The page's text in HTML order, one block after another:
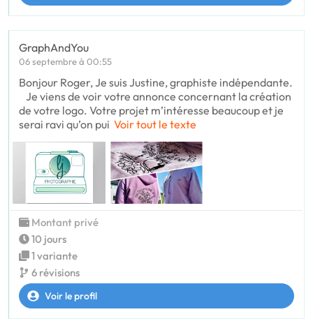
GraphAndYou
06 septembre à 00:55
Bonjour Roger, Je suis Justine, graphiste indépendante.
Je viens de voir votre annonce concernant la création
de votre logo. Votre projet m’intéresse beaucoup et je
serai ravi qu’on pui Voir tout le texte
Montant privé
10 jours
1 variante
6 révisions
Voir le profil